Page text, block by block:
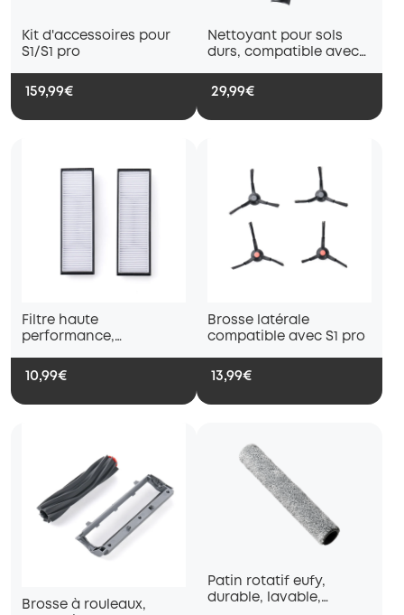
Kit d'accessoires pour
S1/S1 pro
159,99€
Nettoyant pour sols
durs, compatible avec
29,99€
Filtre haute
performance,
pro
10,99€
Brosse latérale
compatible avec S1 pro
13,99€
Brosse à rouleaux,
Patin rotatif eufy,
durable, lavable,